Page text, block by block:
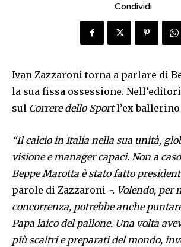
Condividi
Ivan Zazzaroni torna a parlare di
la sua fissa ossessione.
sul Correre dello Sportl’ex
“Il calcio in Italia nella sua unità,
visione e manager capaci. Non a
Beppe Marotta è stato fatto
parole di Zazzaroni -. Volendo, per
concorrenza, potrebbe anche
Papa laico del pallone. Una volta
più scaltri e preparati del mondo,